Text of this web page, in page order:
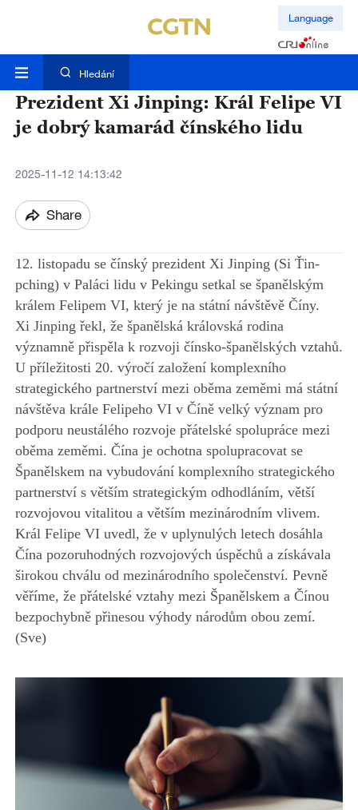
Language
Hledání
Prezident Xi Jinping: Král Felipe VI
je dobrý kamarád čínského lidu
2025-11-12 14:13:42
Share
12. listopadu se čínský prezident Xi Jinping (Si Ťin-
pching) v Paláci lidu v Pekingu setkal se španělským
králem Felipem VI, který je na státní návštěvě Číny.
Xi Jinping řekl, že španělská královská rodina
významně přispěla k rozvoji čínsko-španělských vztahů.
U příležitosti 20. výročí založení komplexního
strategického partnerství mezi oběma zeměmi má státní
návštěva krále Felipeho VI v Číně velký význam pro
podporu neustálého rozvoje přátelské spolupráce mezi
oběma zeměmi. Čína je ochotna spolupracovat se
Španělskem na vybudování komplexního strategického
partnerství s větším strategickým odhodláním, větší
rozvojovou vitalitou a větším mezinárodním vlivem.
Král Felipe VI uvedl, že v uplynulých letech dosáhla
Čína pozoruhodných rozvojových úspěchů a získávala
širokou chválu od mezinárodního společenství. Pevně
věříme, že přátelské vztahy mezi Španělskem a Čínou
bezpochybně přinesou výhody národům obou zemí.
(Sve)